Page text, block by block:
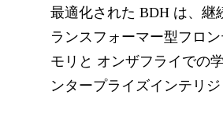
最適化された BDH は、継
ランスフォーマー型フロ
モリと オンザフライでの
ンタープライズインテリ